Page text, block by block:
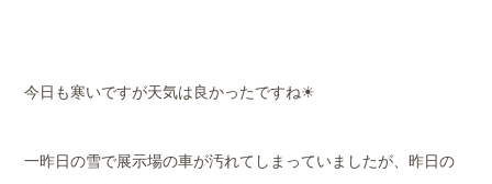
今日も寒いですが天気は良かったですね☀
一昨日の雪で展示場の車が汚れてしまっていましたが、昨日の